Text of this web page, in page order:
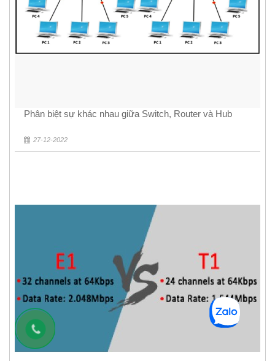
Phân biệt sự khác nhau giữa Switch, Router và Hub
27-12-2022